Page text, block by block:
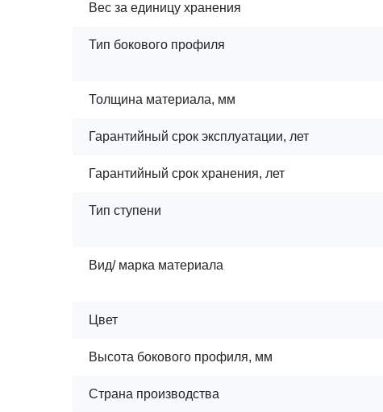
Вес за единицу хранения
Тип бокового профиля
Толщина материала, мм
Гарантийный срок эксплуатации, лет
Гарантийный срок хранения, лет
Тип ступени
Вид/ марка материала
Цвет
Высота бокового профиля, мм
Страна производства